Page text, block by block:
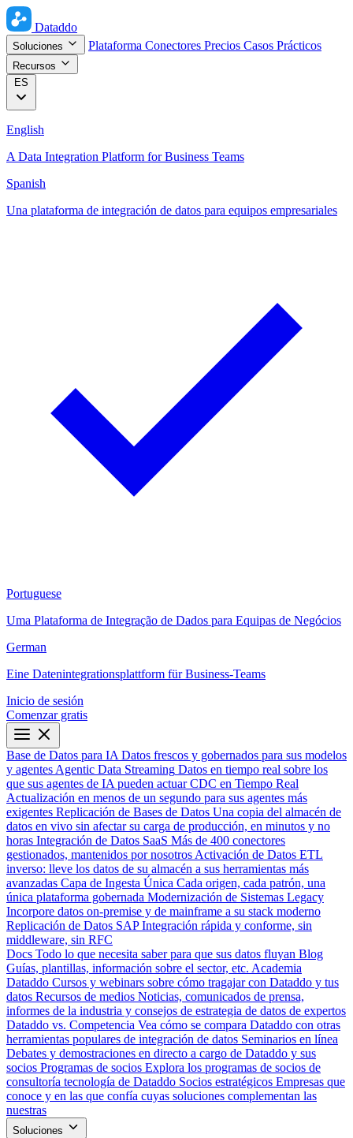
Dataddo
Soluciones Plataforma Conectores Precios Casos Prácticos
Recursos
ES
English
A Data Integration Platform for Business Teams
Spanish
Una plataforma de integración de datos para equipos empresariales
Portuguese
Uma Plataforma de Integração de Dados para Equipas de Negócios
German
Eine Datenintegrationsplattform für Business-Teams
Inicio de sesión
Comenzar gratis
Base de Datos para IA Datos frescos y gobernados para sus modelos
y agentes Agentic Data Streaming Datos en tiempo real sobre los
que sus agentes de IA pueden actuar CDC en Tiempo Real
Actualización en menos de un segundo para sus agentes más
exigentes Replicación de Bases de Datos Una copia del almacén de
datos en vivo sin afectar su carga de producción, en minutos y no
horas Integración de Datos SaaS Más de 400 conectores
gestionados, mantenidos por nosotros Activación de Datos ETL
inverso: lleve los datos de su almacén a sus herramientas más
avanzadas Capa de Ingesta Única Cada origen, cada patrón, una
única plataforma gobernada Modernización de Sistemas Legacy
Incorpore datos on-premise y de mainframe a su stack moderno
Replicación de Datos SAP Integración rápida y conforme, sin
middleware, sin RFC
Docs Todo lo que necesita saber para que sus datos fluyan Blog
Guías, plantillas, información sobre el sector, etc. Academia
Dataddo Cursos y webinars sobre cómo tragajar con Dataddo y tus
datos Recursos de medios Noticias, comunicados de prensa,
informes de la industria y consejos de estrategia de datos de expertos
Dataddo vs. Competencia Vea cómo se compara Dataddo con otras
herramientas populares de integración de datos Seminarios en línea
Debates y demostraciones en directo a cargo de Dataddo y sus
socios Programas de socios Explora los programas de socios de
consultoría tecnología de Dataddo Socios estratégicos Empresas que
conoce y en las que confía cuyas soluciones complementan las
nuestras
Soluciones